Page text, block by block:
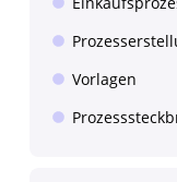
Vorlagen